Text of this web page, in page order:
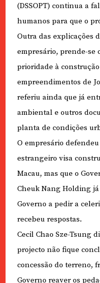
(DSSOPT) continua a
humanos para que o
Outra das explicações
empresário, prende-se
prioridade à
empreendimentos de
referiu ainda que já
ambiental e outros
planta de condições
O empresário
estrangeiro visa
Macau, mas que o
Cheuk Nang Holding
Governo a pedir a
recebeu respostas.
Cecil Chao Sze-Tsung
projecto não fique
concessão do terreno,
Governo reaver os